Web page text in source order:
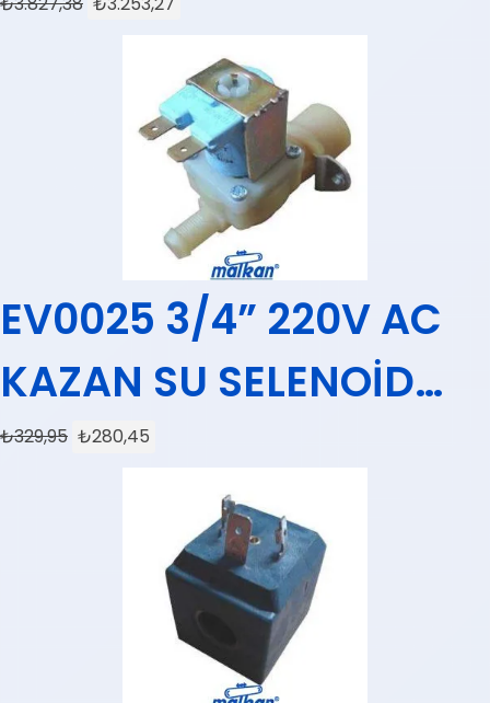
EV0025 3/4” 220V AC
KAZAN SU SELENOİD
VALFİ
₺329,95 ₺280,45